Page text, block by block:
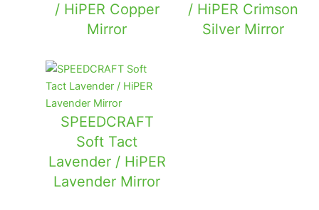
/ HiPER Copper
Mirror
/ HiPER Crimson
Silver Mirror
SPEEDCRAFT
Soft Tact
Lavender / HiPER
Lavender Mirror